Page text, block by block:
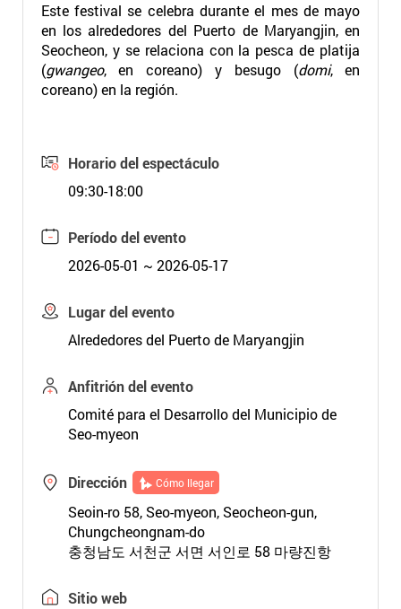
Este festival se celebra durante el mes de mayo
en los alrededores del Puerto de Maryangjin, en
Seocheon, y se relaciona con la pesca de platija
(gwangeo, en coreano) y besugo (domi, en
coreano) en la región.
Horario del espectáculo
09:30-18:00
Período del evento
2026-05-01 ~ 2026-05-17
Lugar del evento
Alrededores del Puerto de Maryangjin
Anfitrión del evento
Comité para el Desarrollo del Municipio de
Seo-myeon
Dirección Cómo llegar
Seoin-ro 58, Seo-myeon, Seocheon-gun,
Chungcheongnam-do
충청남도 서천군 서면 서인로 58 마량진항
Sitio web